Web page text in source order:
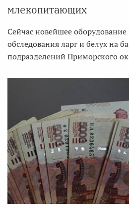
млекопитающих
Сейчас новейшее оборудование
обследования ларг и белух на
подразделений Приморского